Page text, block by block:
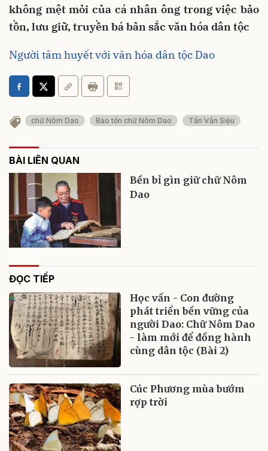
không mệt mỏi của cá nhân ông trong việc bảo
tồn, lưu giữ, truyền bá bản sắc văn hóa dân tộc
Người tâm huyết với văn hóa dân tộc Dao
chữ Nôm Dao Bảo tồn chữ Nôm Dao Tẩn Vần Siệu
BÀI LIÊN QUAN
Bền bỉ gìn giữ chữ Nôm
Dao
ĐỌC TIẾP
Học vấn - Con đường
phát triển bền vững của
người Dao: Chữ Nôm Dao
- làm mới để đồng hành
cùng dân tộc (Bài 2)
Cúc Phương mùa bướm
rợp trời